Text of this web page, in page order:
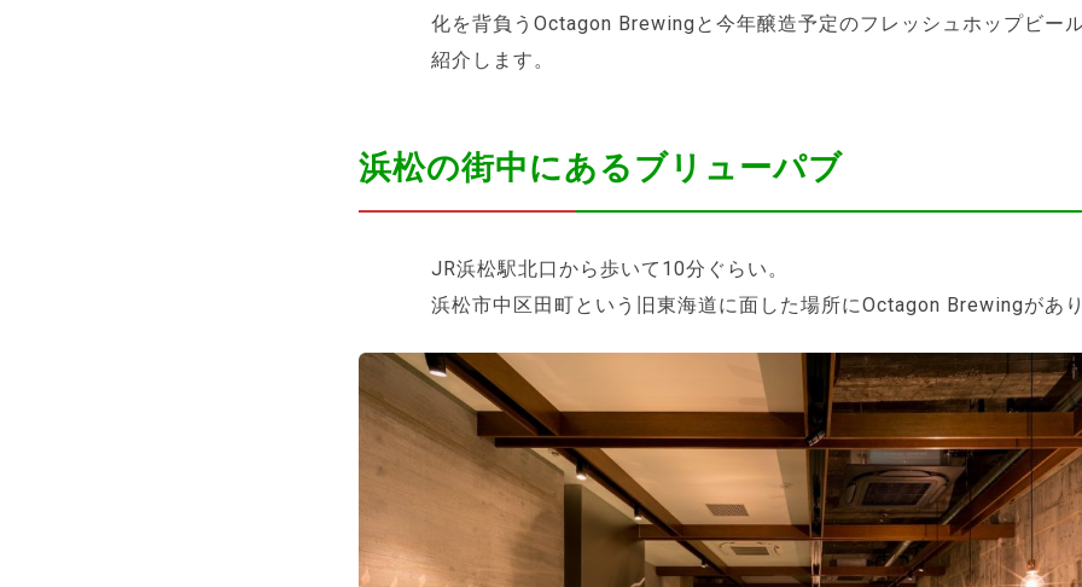
化を背負うOctagon Brewingと今年醸造予定のフレッシュホップビー
紹介します。
浜松の街中にあるブリューパブ
JR浜松駅北口から歩いて10分ぐらい。
浜松市中区田町という旧東海道に面した場所にOctagon Brewingがあ